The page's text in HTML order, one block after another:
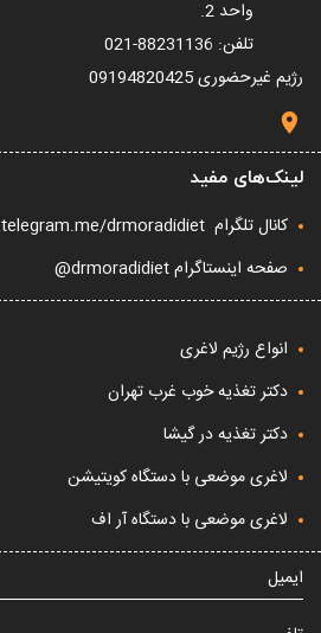
واحد 2.
تلفن: 88231136-021
رژیم غیرحضوری09194820425
لینک‌های مفید
کانال تلگرام telegram.me/drmoradidiet
صفحه اینستاگرام drmoradidiet@
انواع رژیم لاغری
دکتر تغذیه خوب غرب تهران
دکتر تغذیه در گیشا
لاغری موضعی با دستگاه کویتیشن
لاغری موضعی با دستگاه آر اف
ایمیل